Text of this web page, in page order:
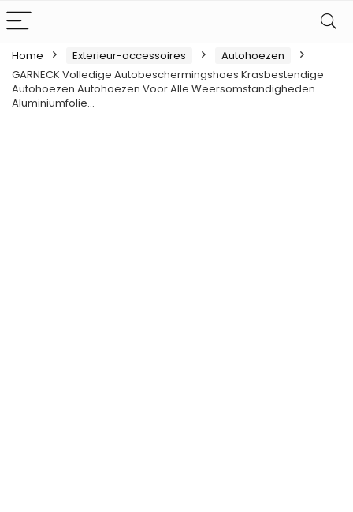
Home Exterieur-accessoires
Autohoezen
GARNECK Volledige Autobeschermingshoes Krasbestendige
Autohoezen Autohoezen Voor Alle Weersomstandigheden
Aluminiumfolie…